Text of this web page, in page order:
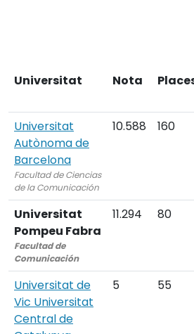
Universitat Nota
Universitat
Autònoma de
Barcelona
Facultad de Ciencias
de la Comunicación
10.588 160
Universitat
Pompeu Fabra
Facultad de
Comunicación
11.294 80
Universitat de
Vic Universitat
Central de
5 55